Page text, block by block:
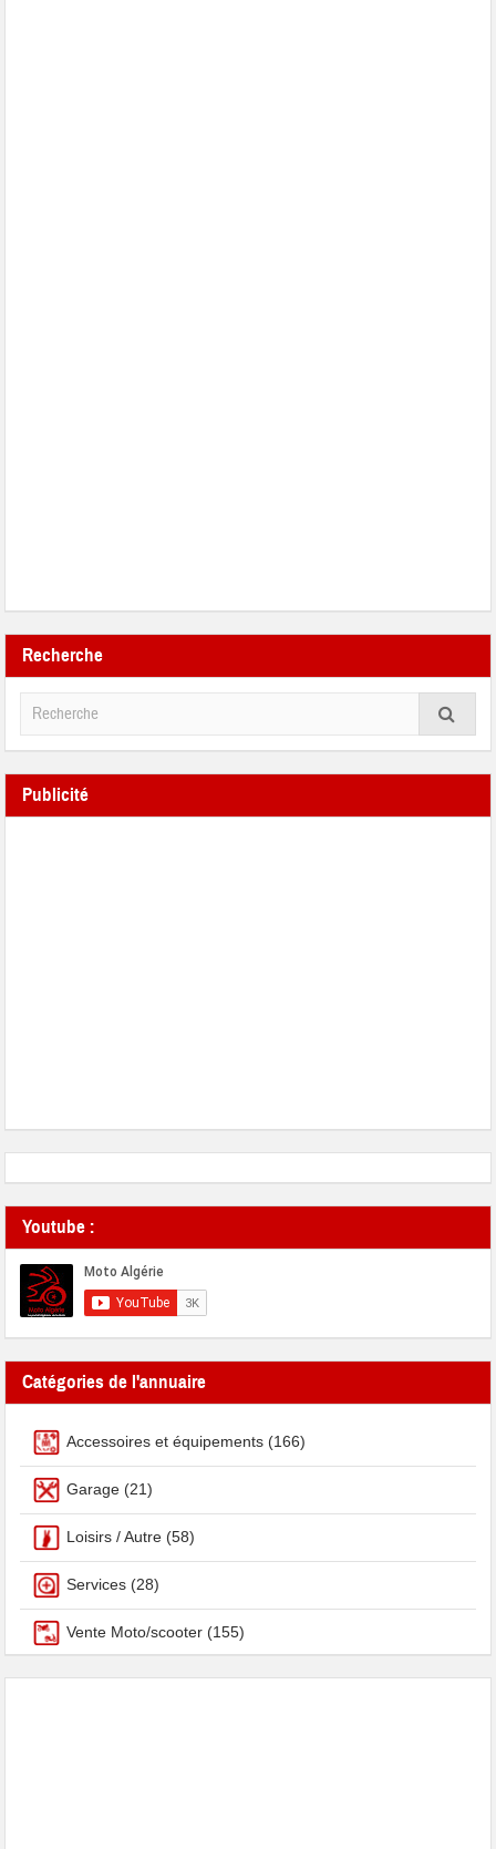
Recherche
Publicité
Youtube :
Catégories de l'annuaire
Accessoires et équipements (166)
Garage (21)
Loisirs / Autre (58)
Services (28)
Vente Moto/scooter (155)